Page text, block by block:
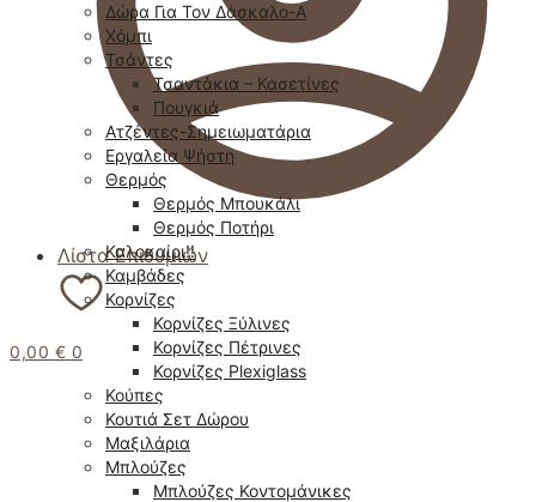
Λίστα Επιθυμιών
0,00 € 0
Δώρα Για Τον Δάσκαλο-Α
Χόμπι
Τσάντες
Τσαντάκια – Κασετίνες
Πουγκιά
Ατζέντες-Σημειωματάρια
Εργαλεία Ψήστη
Θερμός
Θερμός Μπουκάλι
Θερμός Ποτήρι
Καλοκαίρι!!
Καμβάδες
Κορνίζες
Κορνίζες Ξύλινες
Κορνίζες Πέτρινες
Κορνίζες Plexiglass
Κούπες
Κουτιά Σετ Δώρου
Μαξιλάρια
Μπλούζες
Μπλούζες Κοντομάνικες